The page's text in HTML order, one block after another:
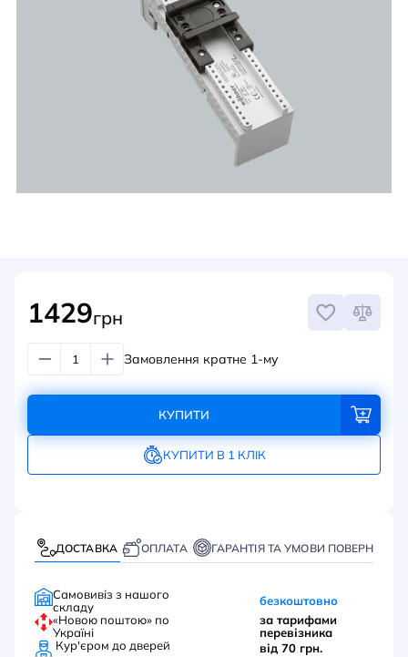
СИСТЕМИ ШИНОПРОВОДІВ ТА СТРУМОПРОВОДІВ
1429грн
Замовлення кратне 1-му
КУПИТИ
КУПИТИ В 1 КЛІК
ДОСТАВКА ОПЛАТА ГАРАНТІЯ ТА УМОВИ ПОВЕРНЕННЯ
Самовивіз з нашого
складу
безкоштовно
«Новою поштою» по
Україні
за тарифами
перевізника
Кур'єром до дверей від 70 грн.